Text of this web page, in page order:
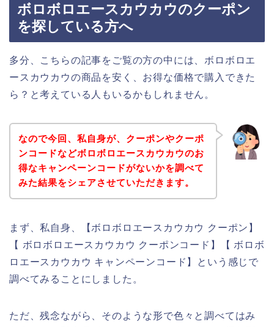
ボロボロエースカウカウのクーポン
を探している方へ
多分、こちらの記事をご覧の方の中には、ボロボロエ
ースカウカウの商品を安く、お得な価格で購入できた
ら？と考えている人もいるかもしれません。
なので今回、私自身が、クーポンやクーポ
ンコードなどボロボロエースカウカウのお
得なキャンペーンコードがないかを調べて
みた結果をシェアさせていただきます。
まず、私自身、【ボロボロエースカウカウ クーポン】
【 ボロボロエースカウカウ クーポンコード】【 ボロボ
ロエースカウカウ キャンペーンコード】という感じで
調べてみることにしました。
ただ、残念ながら、そのような形で色々と調べてはみ